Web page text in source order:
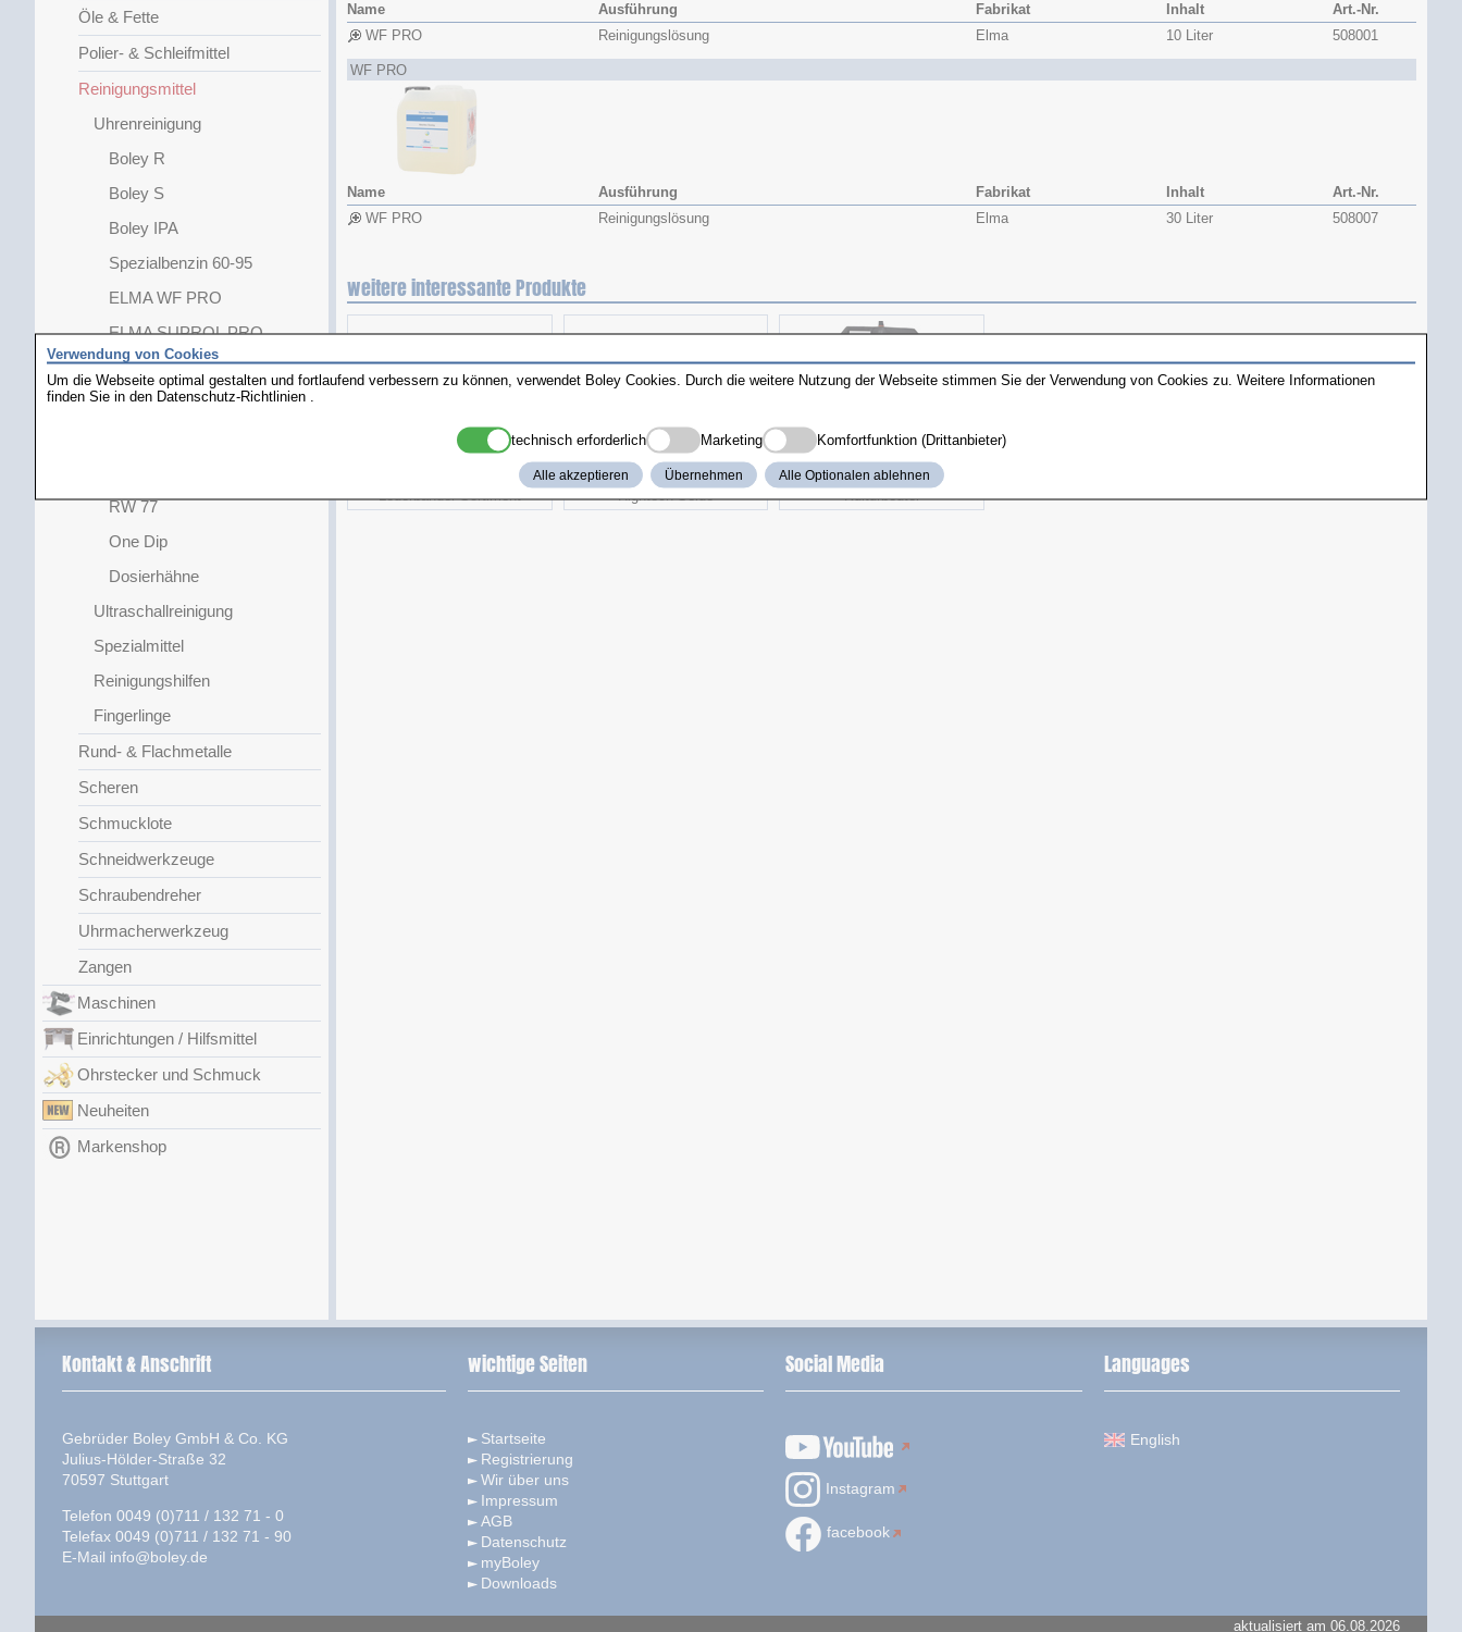
Öle & Fette
Polier- & Schleifmittel
Reinigungsmittel
Uhrenreinigung
Boley R
Boley S
Boley IPA
Spezialbenzin 60-95
ELMA WF PRO
ELMA SUPROL PRO
L&R
Elma Unimix
RW 77
One Dip
Dosierhähne
Ultraschallreinigung
Spezialmittel
Reinigungshilfen
Fingerlinge
Rund- & Flachmetalle
Scheren
Schmucklote
Schneidwerkzeuge
Schraubendreher
Uhrmacherwerkzeug
Zangen
Maschinen
Einrichtungen / Hilfsmittel
Ohrstecker und Schmuck
Neuheiten
Markenshop
Name Ausführung Fabrikat Inhalt
Art.-Nr.
WF PRO
Reinigungslösung Elma 10 Liter 508001
WF PRO
Name Ausführung Fabrikat Inhalt
Art.-Nr.
WF PRO
Reinigungslösung Elma 30 Liter 508007
weitere interessante Produkte
Lederbänder-Sortiment Hightech Seide Kulturbeutel
Verwendung von Cookies
Um die Webseite optimal gestalten und fortlaufend verbessern zu können, verwendet Boley Cookies. Durch die weitere Nutzung der Webseite stimmen Sie der Verwendung von Cookies zu. Weitere Informationen
finden Sie in den Datenschutz-Richtlinien
technisch erforderlich Marketing Komfortfunktion (Drittanbieter)
Alle akzeptieren Übernehmen Alle Optionalen ablehnen
Kontakt & Anschrift
Gebrüder Boley GmbH & Co. KG
Julius-Hölder-Straße 32
70597 Stuttgart
Telefon 0049 (0)711 / 132 71 - 0
Telefax 0049 (0)711 / 132 71 - 90
E-Mail info@boley.de
wichtige Seiten
Startseite
Registrierung
Wir über uns
Impressum
AGB
Datenschutz
myBoley
Downloads
Social Media
Instagram
facebook
Languages
English
aktualisiert am 06.08.2026